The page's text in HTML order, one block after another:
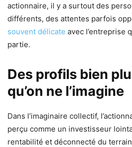
actionnaire, il y a surtout des
différents, des attentes parfois
souvent délicate avec l’entreprise
partie.
Des profils bien
qu’on ne l’imagine
Dans l’imaginaire collectif,
perçu comme un investisseur
rentabilité et déconnecté du